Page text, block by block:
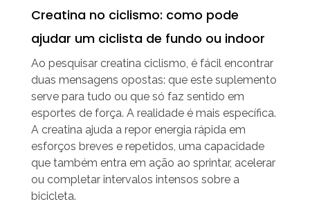
Creatina no ciclismo: como pode
ajudar um ciclista de fundo ou indoor
Ao pesquisar creatina ciclismo, é fácil encontrar
duas mensagens opostas: que este suplemento
serve para tudo ou que só faz sentido em
esportes de força. A realidade é mais específica.
A creatina ajuda a repor energia rápida em
esforços breves e repetidos, uma capacidade
que também entra em ação ao sprintar, acelerar
ou completar intervalos intensos sobre a
bicicleta.